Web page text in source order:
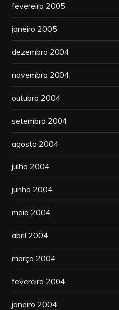
fevereiro 2005
janeiro 2005
dezembro 2004
novembro 2004
outubro 2004
setembro 2004
agosto 2004
julho 2004
junho 2004
maio 2004
abril 2004
março 2004
fevereiro 2004
janeiro 2004